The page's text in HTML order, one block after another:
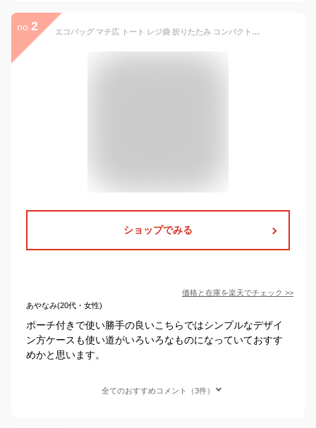
no. 2 エコバッグ マチ広 トート レジ袋 折りたたみ コンパクト 軽量 大 ショッピングバッグ マイバッグ エコバック ショッピングバッグ マチ付き 折り畳み 弁当 レジ袋型 ポーチ付き コンビニ
ショップでみる
価格と在庫を楽天でチェック >>
あやなみ(20代・女性)
ポーチ付きで使い勝手の良いこちらではシンプルなデザイ
ン方ケースも使い道がいろいろなものになっていておすす
めかと思います。
全てのおすすめコメント（3件）